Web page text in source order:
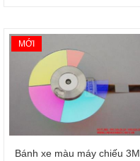
MỚI
Giỏ hàng
Bánh xe màu máy chiếu 3M